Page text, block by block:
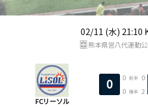
02/11 (水) 21:10
FCリーソル
0 0 前半
0
0 後半 2
熊本県営八代運動